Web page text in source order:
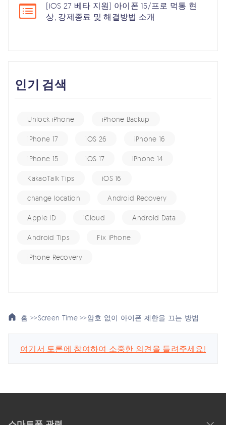
[iOS 27 베타 지원] 아이폰 15/프로 먹통 현
상, 강제종료 및 해결방법 소개
인기 검색
Unlock iPhone iPhone Backup
iPhone 17 iOS 26 iPhone 16
iPhone 15 iOS 17 iPhone 14
KakaoTalk Tips iOS 16
change location Android Recovery
Apple ID iCloud Android Data
Android Tips Fix iPhone
iPhone Recovery
홈 >>Screen Time >>암호 없이 아이폰 제한을 끄는 방법
여기서 토론에 참여하여 소중한 의견을 들려주세요!